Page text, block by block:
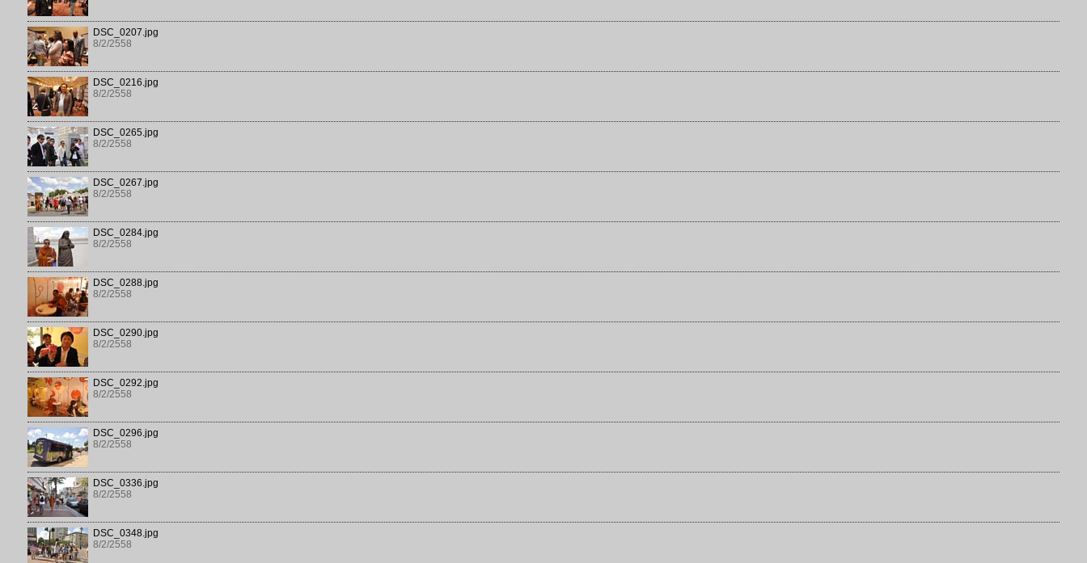
DSC_0207.jpg
8/2/2558
DSC_0216.jpg
8/2/2558
DSC_0265.jpg
8/2/2558
DSC_0267.jpg
8/2/2558
DSC_0284.jpg
8/2/2558
DSC_0288.jpg
8/2/2558
DSC_0290.jpg
8/2/2558
DSC_0292.jpg
8/2/2558
DSC_0296.jpg
8/2/2558
DSC_0336.jpg
8/2/2558
DSC_0348.jpg
8/2/2558